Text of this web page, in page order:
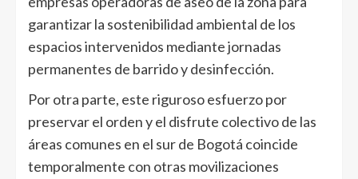
garantizar la sostenibilidad ambiental de los
espacios intervenidos mediante jornadas
permanentes de barrido y desinfección.
Por otra parte, este riguroso esfuerzo por
preservar el orden y el disfrute colectivo de las
áreas comunes en el sur de Bogotá coincide
temporalmente con otras movilizaciones